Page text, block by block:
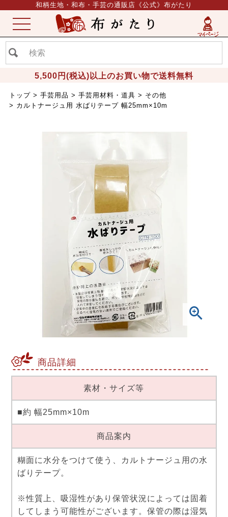
和柄生地・和布・手芸の通販店《公式》布がたり
5,500円(税込)以上のお買い物で送料無料
ME
NU
トップ 手芸用品 手芸用材料・道具
その他
カルトナージュ用 水ばりテープ 幅25mm×10m
商品詳細
素材・サイズ等
■約 幅25mm×10m
商品案内
糊面に水分をつけて使う、カルトナージュ用の水
ばりテープ。
※性質上、吸湿性があり保管状況によっては固着
してしまう可能性がございます。保管の際は湿気